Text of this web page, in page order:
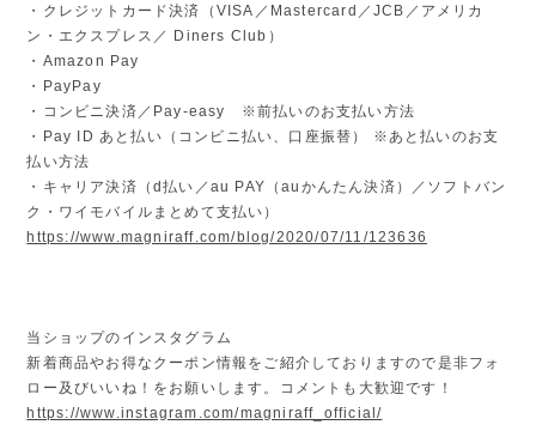
・クレジットカード決済（VISA／Mastercard／JCB／アメリカ
ン・エクスプレス／ Diners Club）
・Amazon Pay
・PayPay
・コンビニ決済／Pay-easy ※前払いのお支払い方法
・Pay ID あと払い（コンビニ払い、口座振替） ※あと払いのお支
払い方法
・キャリア決済（d払い／au PAY（auかんたん決済）／ソフトバン
ク・ワイモバイルまとめて支払い）
https://www.magniraff.com/blog/2020/07/11/123636
当ショップのインスタグラム
新着商品やお得なクーポン情報をご紹介しておりますので是非フォ
ロー及びいいね！をお願いします。コメントも大歓迎です！
https://www.instagram.com/magniraff_official/